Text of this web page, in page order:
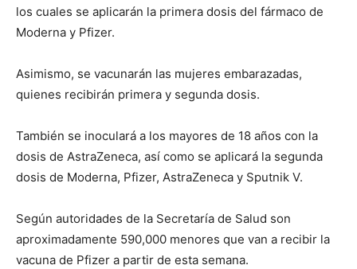
los cuales se aplicarán la primera dosis del fármaco de
Moderna y Pfizer.
Asimismo, se vacunarán las mujeres embarazadas,
quienes recibirán primera y segunda dosis.
También se inoculará a los mayores de 18 años con la
dosis de AstraZeneca, así como se aplicará la segunda
dosis de Moderna, Pfizer, AstraZeneca y Sputnik V.
Según autoridades de la Secretaría de Salud son
aproximadamente 590,000 menores que van a recibir la
vacuna de Pfizer a partir de esta semana.